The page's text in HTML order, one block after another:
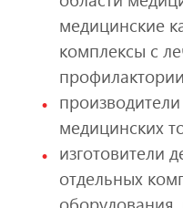
медицинские
комплексы с
медицинских
изготовители
отдельных